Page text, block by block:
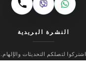
WhatsApp
Viber اتصال
النشرة البريدية
اشتركوا لتصلكم التحديثات والإلهام.